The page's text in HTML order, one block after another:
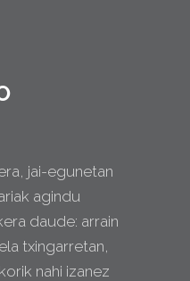
jai-egunetan
agindu
daude: arrain
txingarretan,
nahi izanez